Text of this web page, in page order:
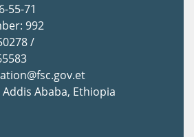
55-71
992
/
Ababa, Ethiopia